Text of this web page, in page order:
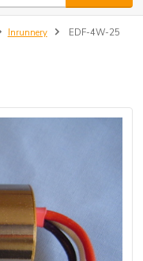
Inrunnery
EDF-4W-25